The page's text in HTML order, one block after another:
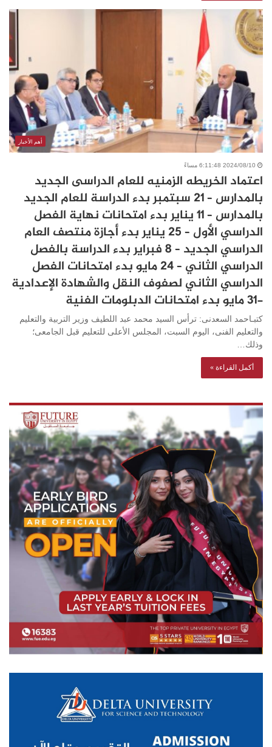
أهم الأخبار
2024/08/10 6:11:48 مساءً
اعتماد الخريطه الزمنيه للعام الدراسى الجديد
بالمدارس – ٢١ سبتمبر بدء الدراسة للعام الجديد
بالمدارس – ١١ يناير بدء امتحانات نهاية الفصل
الدراسي الأول – ٢٥ يناير بدء أجازة منتصف العام
الدراسي الجديد – ٨ فبراير بدء الدراسة بالفصل
الدراسي الثاني – ٢٤ مايو بدء امتحانات الفصل
الدراسي الثاني لصفوف النقل والشهادة الإعدادية
-٣١ مايو بدء امتحانات الدبلومات الفنية
كتبـاحمد السعدنى: ترأس السيد محمد عبد اللطيف وزير التربية والتعليم
والتعليم الفنى، اليوم السبت، المجلس الأعلى للتعليم قبل الجامعى؛
وذلك…
أكمل القراءة »